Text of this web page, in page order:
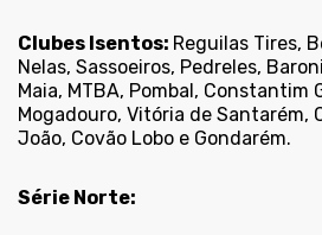
Clubes Isentos: Reguilas Tires,
Nelas, Sassoeiros, Pedreles,
Maia, MTBA, Pombal, Constantim
Mogadouro, Vitória de Santarém,
João, Covão Lobo e Gondarém.
Série Norte: